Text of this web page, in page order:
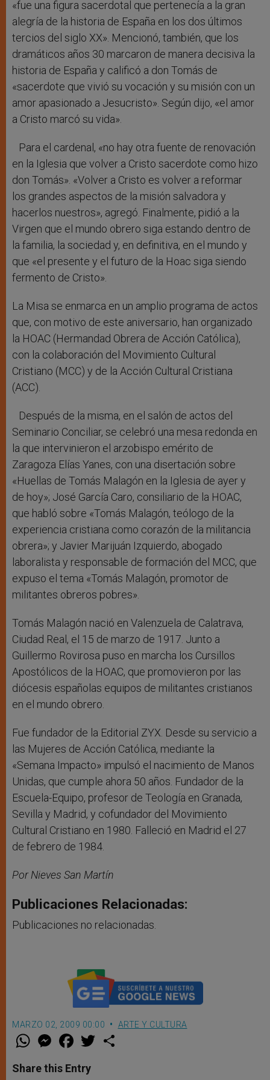
«fue una figura sacerdotal que pertenecía a la gran
alegría de la historia de España en los dos últimos
tercios del siglo XX». Mencionó, también, que los
dramáticos años 30 marcaron de manera decisiva la
historia de España y calificó a don Tomás de
«sacerdote que vivió su vocación y su misión con un
amor apasionado a Jesucristo». Según dijo, «el amor
a Cristo marcó su vida».
Para el cardenal, «no hay otra fuente de renovación
en la Iglesia que volver a Cristo sacerdote como hizo
don Tomás». «Volver a Cristo es volver a reformar
los grandes aspectos de la misión salvadora y
hacerlos nuestros», agregó. Finalmente, pidió a la
Virgen que el mundo obrero siga estando dentro de
la familia, la sociedad y, en definitiva, en el mundo y
que «el presente y el futuro de la Hoac siga siendo
fermento de Cristo».
La Misa se enmarca en un amplio programa de actos
que, con motivo de este aniversario, han organizado
la HOAC (Hermandad Obrera de Acción Católica),
con la colaboración del Movimiento Cultural
Cristiano (MCC) y de la Acción Cultural Cristiana
(ACC).
Después de la misma, en el salón de actos del
Seminario Conciliar, se celebró una mesa redonda en
la que intervinieron el arzobispo emérito de
Zaragoza Elías Yanes, con una disertación sobre
«Huellas de Tomás Malagón en la Iglesia de ayer y
de hoy»; José García Caro, consiliario de la HOAC,
que habló sobre «Tomás Malagón, teólogo de la
experiencia cristiana como corazón de la militancia
obrera»; y Javier Marijuán Izquierdo, abogado
laboralista y responsable de formación del MCC, que
expuso el tema «Tomás Malagón, promotor de
militantes obreros pobres».
Tomás Malagón nació en Valenzuela de Calatrava,
Ciudad Real, el 15 de marzo de 1917. Junto a
Guillermo Rovirosa puso en marcha los Cursillos
Apostólicos de la HOAC, que promovieron por las
diócesis españolas equipos de militantes cristianos
en el mundo obrero.
Fue fundador de la Editorial ZYX. Desde su servicio a
las Mujeres de Acción Católica, mediante la
«Semana Impacto» impulsó el nacimiento de Manos
Unidas, que cumple ahora 50 años. Fundador de la
Escuela-Equipo, profesor de Teología en Granada,
Sevilla y Madrid, y cofundador del Movimiento
Cultural Cristiano en 1980. Falleció en Madrid el 27
de febrero de 1984.
Por Nieves San Martín
Publicaciones Relacionadas:
Publicaciones no relacionadas.
MARZO 02, 2009 00:00 ARTE Y CULTURA
W
t
s
M
e
s
e
F
a
e
b
w
Share this Entry